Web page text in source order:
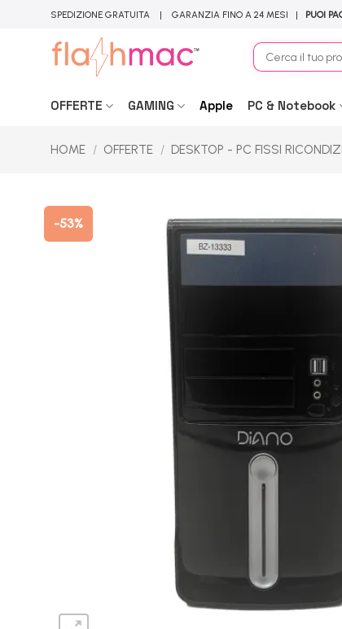
SPEDIZIONE GRATUITA | GARANZIA FINO A 24 MESI | PUOI
Cerca:
OFFERTE GAMING Apple PC & Notebook
HOME / OFFERTE / DESKTOP - PC FISSI
-53%